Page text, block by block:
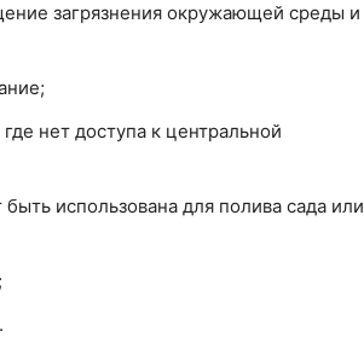
загрязнения окружающей среды и
нет доступа к центральной
использована для полива сада или